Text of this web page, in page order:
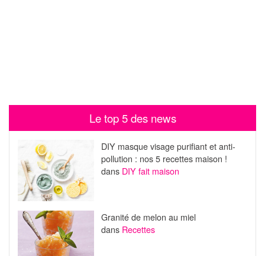
Le top 5 des news
DIY masque visage purifiant et anti-
pollution : nos 5 recettes maison !
dans DIY fait maison
Granité de melon au miel
dans Recettes